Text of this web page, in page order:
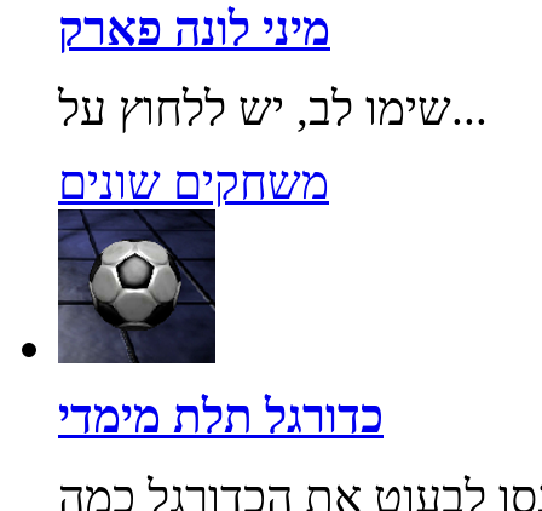
מיני לונה פארק
שימו לב, יש ללחוץ על...
משחקים שונים
כדורגל תלת מימדי